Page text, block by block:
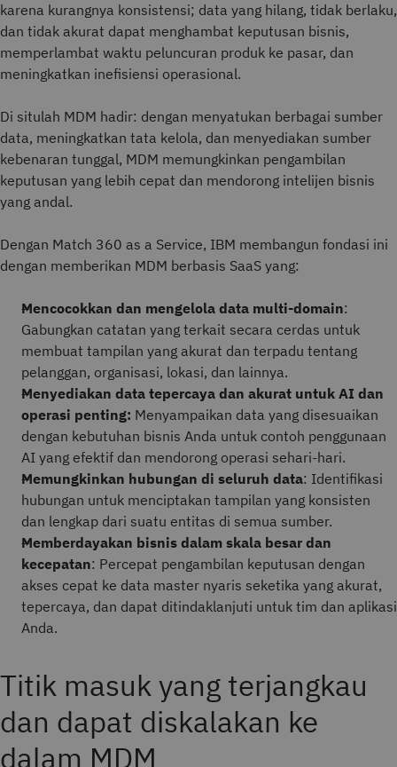
karena kurangnya konsistensi; data yang hilang, tidak berlaku,
dan tidak akurat dapat menghambat keputusan bisnis,
memperlambat waktu peluncuran produk ke pasar, dan
meningkatkan inefisiensi operasional.
Di situlah MDM hadir: dengan menyatukan berbagai sumber
data, meningkatkan tata kelola, dan menyediakan sumber
kebenaran tunggal, MDM memungkinkan pengambilan
keputusan yang lebih cepat dan mendorong intelijen bisnis
yang andal.
Dengan Match 360 as a Service, IBM membangun fondasi ini
dengan memberikan MDM berbasis SaaS yang:
Mencocokkan dan mengelola data multi-domain:
Gabungkan catatan yang terkait secara cerdas untuk
membuat tampilan yang akurat dan terpadu tentang
pelanggan, organisasi, lokasi, dan lainnya.
Menyediakan data tepercaya dan akurat untuk AI dan
operasi penting: Menyampaikan data yang disesuaikan
dengan kebutuhan bisnis Anda untuk contoh penggunaan
AI yang efektif dan mendorong operasi sehari-hari.
Memungkinkan hubungan di seluruh data: Identifikasi
hubungan untuk menciptakan tampilan yang konsisten
dan lengkap dari suatu entitas di semua sumber.
Memberdayakan bisnis dalam skala besar dan
kecepatan: Percepat pengambilan keputusan dengan
akses cepat ke data master nyaris seketika yang akurat,
tepercaya, dan dapat ditindaklanjuti untuk tim dan aplikasi
Anda.
Titik masuk yang terjangkau
dan dapat diskalakan ke
dalam MDM